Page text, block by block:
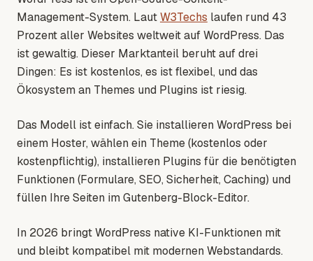
Management-System. LautW3Techs laufen rund 43
Prozent aller Websites weltweit auf WordPress. Das
ist gewaltig. Dieser Marktanteil beruht auf drei
Dingen: Es ist kostenlos, es ist flexibel, und das
Ökosystem an Themes und Plugins ist riesig.
Das Modell ist einfach. Sie installieren WordPress bei
einem Hoster, wählen ein Theme (kostenlos oder
kostenpflichtig), installieren Plugins für die benötigten
Funktionen (Formulare, SEO, Sicherheit, Caching) und
füllen Ihre Seiten im Gutenberg-Block-Editor.
In 2026 bringt WordPress native KI-Funktionen mit
und bleibt kompatibel mit modernen Webstandards.